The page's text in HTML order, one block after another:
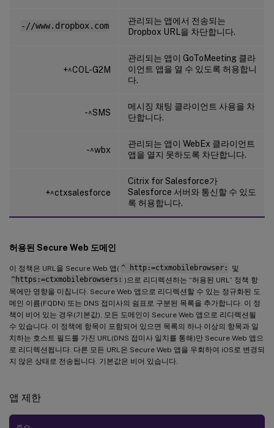
-//www.dropbox.com
관리되는 앱에서 전송되는
Dropbox URL을 차단합니다.
+^COL-G2M
관리되는 앱이 GoToMeeting 클라
이언트 앱을 열 수 있도록 허용합니
다.
-^SMS
메시징 채팅 클라이언트 사용을 차
단합니다.
-^wbx
관리되는 앱이 WebEx 클라이언트
앱을 열지 못하도록 차단합니다.
+^ctxsalesforce
Citrix for Salesforce가
Salesforce 서버와 통신할 수 있도
록 허용합니다.
허용된 Secure Web 도메인
이 정책은 URL을 Secure Web 앱( ^ http:=ctxmobilebrowser:
및
^https:=ctxmobilebrowsers: )으로 리디렉션하는 “허용된 URL” 정책 항
목에만 영향을 미칩니다. Secure Web 앱으로 리디렉션할 수 있는 정규화된 도
메인 이름(FQDN) 또는 DNS 접미사의 쉼표로 구분된 목록을 추가합니다. 이 정
책이 비어 있는 경우(기본값), 모든 도메인이 Secure Web 앱으로 리디렉션될
수 있습니다. 이 정책에 항목이 포함되어 있으면 목록의 하나 이상의 항목과 일
치하는 호스트 필드를 가진 URL(DNS 접미사 일치를 통해)만 Secure Web 앱으
로 리디렉션됩니다. 다른 모든 URL은 Secure Web 앱을 우회하여 iOS로 변경되
지 않은 상태로 전송됩니다. 기본값은 비어 있습니다.
앱 제한